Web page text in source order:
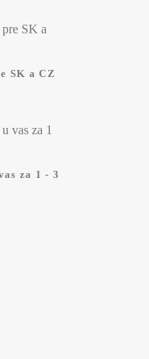
SK a CZ
za 1 - 3